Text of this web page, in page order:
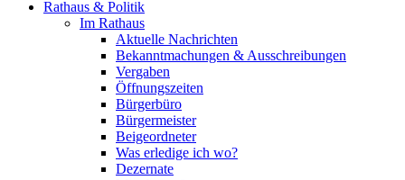
Rathaus & Politik
Im Rathaus
Aktuelle Nachrichten
Bekanntmachungen & Ausschreibungen
Vergaben
Öffnungszeiten
Bürgerbüro
Bürgermeister
Beigeordneter
Was erledige ich wo?
Dezernate